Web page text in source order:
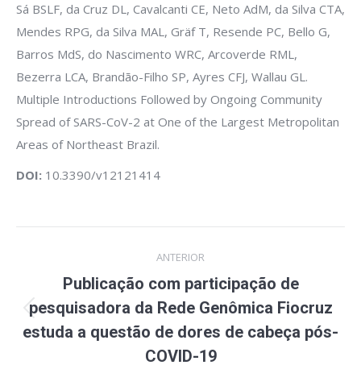
Sá BSLF, da Cruz DL, Cavalcanti CE, Neto AdM, da Silva CTA,
Mendes RPG, da Silva MAL, Gräf T, Resende PC, Bello G,
Barros MdS, do Nascimento WRC, Arcoverde RML,
Bezerra LCA, Brandão-Filho SP, Ayres CFJ, Wallau GL.
Multiple Introductions Followed by Ongoing Community
Spread of SARS-CoV-2 at One of the Largest Metropolitan
Areas of Northeast Brazil.
DOI: 10.3390/v12121414
post:
ANTERIOR
Post
anterior:
Publicação com participação de
pesquisadora da Rede Genômica Fiocruz
estuda a questão de dores de cabeça pós-
COVID-19